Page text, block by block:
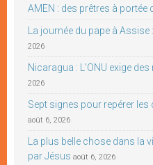
AMEN : des prêtres à portée
La journée du pape à Assise
2026
Nicaragua : L’ONU exige
2026
Sept signes pour repérer
août 6, 2026
La plus belle chose dans la
par Jésus août 6, 2026